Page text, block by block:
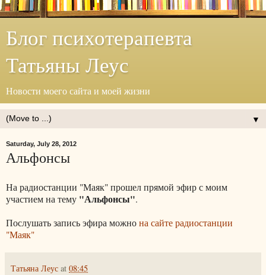
Блог психотерапевта
Татьяны Леус
Новости моего сайта и моей жизни
▼
Saturday, July 28, 2012
Альфонсы
На радиостанции "Маяк" прошел прямой эфир с моим
участием на тему "Альфонсы".
Послушать запись эфира можнона сайте радиостанции
"Маяк"
Татьяна Леус at 08:45